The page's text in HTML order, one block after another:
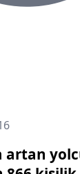
artan